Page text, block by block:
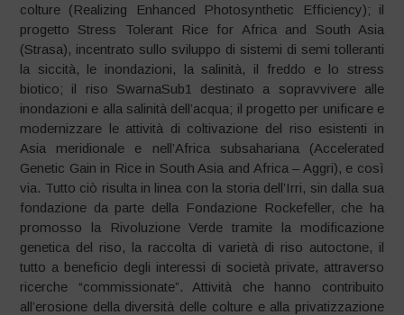
colture (Realizing Enhanced Photosynthetic Efficiency); il
progetto Stress Tolerant Rice for Africa and South Asia
(Strasa), incentrato sullo sviluppo di sistemi di semi tolleranti
la siccità, le inondazioni, la salinità, il freddo e lo stress
biotico; il riso SwarnaSub1 destinato a sopravvivere alle
inondazioni e alla salinità dell’acqua; il progetto per unificare e
modernizzare le attività di coltivazione del riso esistenti in
Asia meridionale e nell’Africa subsahariana (Accelerated
Genetic Gain in Rice in South Asia and Africa – Aggri), e così
via. Tutto ciò risulta in linea con la storia dell’Irri, sin dalla sua
fondazione da parte della Fondazione Rockefeller, che ha
promosso la Rivoluzione Verde tramite la modificazione
genetica del riso, la raccolta di varietà di riso autoctone, il
tutto a beneficio degli interessi di società private, attraverso
ricerche “commissionate”. Attività che hanno contribuito
all’erosione della diversità delle colture e alla privatizzazione